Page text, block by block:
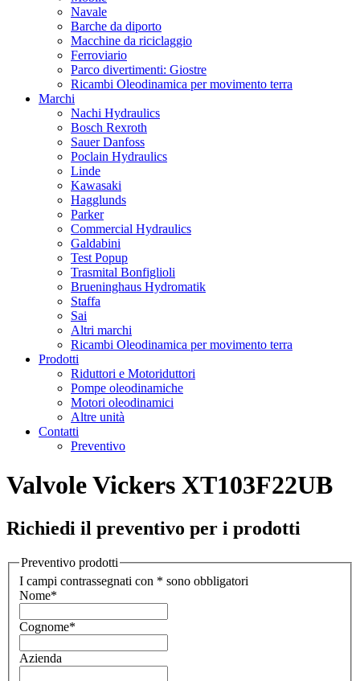
Navale
Barche da diporto
Macchine da riciclaggio
Ferroviario
Parco divertimenti: Giostre
Ricambi Oleodinamica per movimento terra
Marchi
Nachi Hydraulics
Bosch Rexroth
Sauer Danfoss
Poclain Hydraulics
Linde
Kawasaki
Hagglunds
Parker
Commercial Hydraulics
Galdabini
Test Popup
Trasmital Bonfiglioli
Brueninghaus Hydromatik
Staffa
Sai
Altri marchi
Ricambi Oleodinamica per movimento terra
Prodotti
Riduttori e Motoriduttori
Pompe oleodinamiche
Motori oleodinamici
Altre unità
Contatti
Preventivo
Valvole Vickers XT103F22UB
Richiedi il preventivo per i prodotti
Preventivo prodotti
I campi contrassegnati con * sono obbligatori
Nome*
Cognome*
Azienda